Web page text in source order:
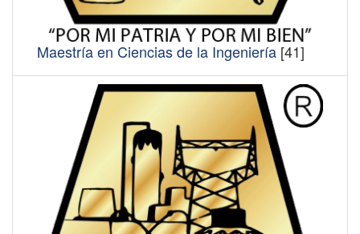
Maestría en Ciencias de la Ingeniería [41]